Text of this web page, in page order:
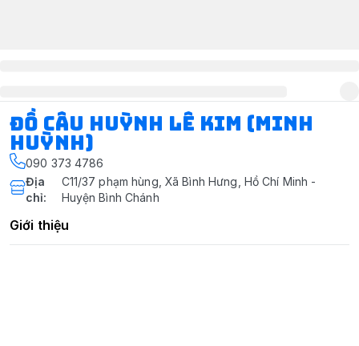
ĐỒ CÂU HUỲNH LÊ KIM (MINH
HUỲNH)
090 373 4786
Địa
chỉ:
C11/37 phạm hùng, Xã Bình Hưng, Hồ Chí Minh -
Huyện Bình Chánh
Giới thiệu